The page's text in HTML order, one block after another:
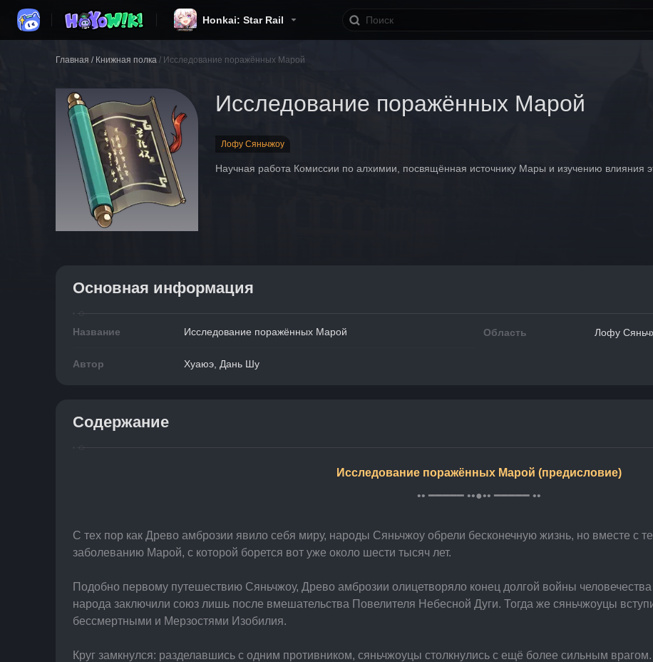
Honkai: Star Rail
Главная / Книжная полка / Исследование поражённых Марой
Исследование поражённых Марой
Лофу Сяньчжоу
Научная работа Комиссии по алхимии, посвящённая источнику Мары и изучению влияния
Основная информация
Название Исследование поражённых Марой Область Лофу
Автор Хуаюэ, Дань Шу
Содержание
Исследование поражённых Марой (предисловие)
•• ━━━━━ ••●•• ━━━━━ ••
С тех пор как Древо амброзии явило себя миру, народы Сяньчжоу обрели бесконечную жизнь, но вместе с
заболеванию Марой, с которой борется вот уже около шести тысяч лет.
Подобно первому путешествию Сяньчжоу, Древо амброзии олицетворяло конец долгой войны
народа заключили союз лишь после вмешательства Повелителя Небесной Дуги. Тогда же сяньчжоуцы
бессмертными и Мерзостями Изобилия.
Круг замкнулся: разделавшись с одним противником, сяньчжоуцы столкнулись с ещё более сильным врагом.